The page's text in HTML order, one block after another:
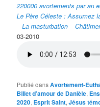
220000 avortements par an
Le Père Céleste : Assumez
– La masturbation –
03-2010
Publié dansAvortement-
Billet d’amour de Danièle,
2020, Esprit Saint,Jésus